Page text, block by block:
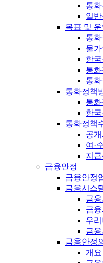
통
일
목표 및 운
통
물
한
통
통
통화정책
통
한
통화정책
공
여·
지
금융안정
금융안정
금융시스
금
금
우
금
금융안정
개요